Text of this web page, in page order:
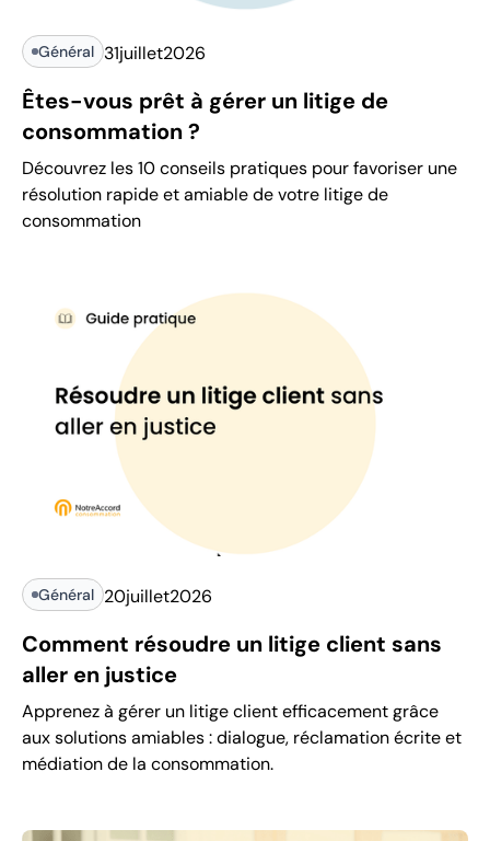
Général 31juillet2026
Êtes-vous prêt à gérer un litige de
consommation ?
Découvrez les 10 conseils pratiques pour favoriser une
résolution rapide et amiable de votre litige de
consommation
Général 20juillet2026
Comment résoudre un litige client sans
aller en justice
Apprenez à gérer un litige client efficacement grâce
aux solutions amiables : dialogue, réclamation écrite et
médiation de la consommation.